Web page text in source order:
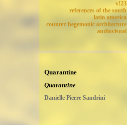
v!23
references of the south
latin america
counter-hegemonic architecture
audiovisual
Quarantine
Quarantine
Danielle Pierre Sandrini